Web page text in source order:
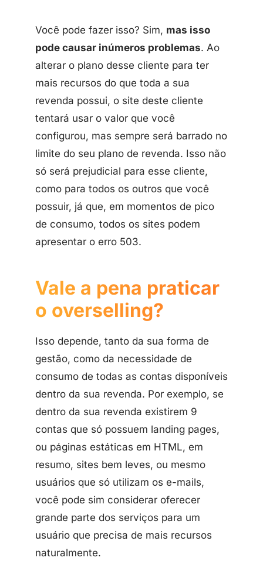
Você pode fazer isso? Sim, mas isso
pode causar inúmeros problemas. Ao
alterar o plano desse cliente para ter
mais recursos do que toda a sua
revenda possui, o site deste cliente
tentará usar o valor que você
configurou, mas sempre será barrado no
limite do seu plano de revenda. Isso não
só será prejudicial para esse cliente,
como para todos os outros que você
possuir, já que, em momentos de pico
de consumo, todos os sites podem
apresentar o erro 503.
Vale a pena praticar
o overselling?
Isso depende, tanto da sua forma de
gestão, como da necessidade de
consumo de todas as contas disponíveis
dentro da sua revenda. Por exemplo, se
dentro da sua revenda existirem 9
contas que só possuem landing pages,
ou páginas estáticas em HTML, em
resumo, sites bem leves, ou mesmo
usuários que só utilizam os e-mails,
você pode sim considerar oferecer
grande parte dos serviços para um
usuário que precisa de mais recursos
naturalmente.